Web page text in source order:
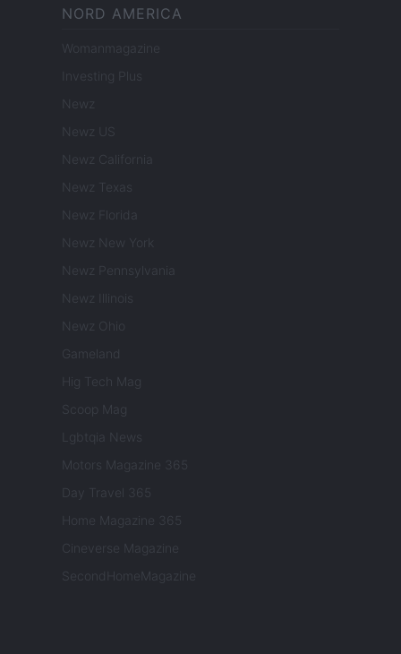
NORD AMERICA
Womanmagazine
Investing Plus
Newz
Newz US
Newz California
Newz Texas
Newz Florida
Newz New York
Newz Pennsylvania
Newz Illinois
Newz Ohio
Gameland
Hig Tech Mag
Scoop Mag
Lgbtqia News
Motors Magazine 365
Day Travel 365
Home Magazine 365
Cineverse Magazine
SecondHomeMagazine